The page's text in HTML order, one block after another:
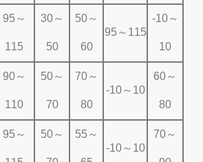
95～
115
30～
50
50～
60
95～115
-10～
10
90～
110
50～
70
70～
80
-10～10
60～
80
95～ 50～ 55～
-10～10
70～